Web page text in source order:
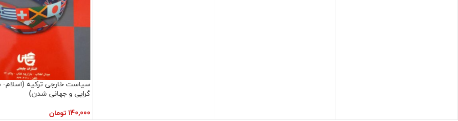
سیاست خارجی ترکیه (اسلام-
گرایی و جهانی شدن)
140,000 تومان